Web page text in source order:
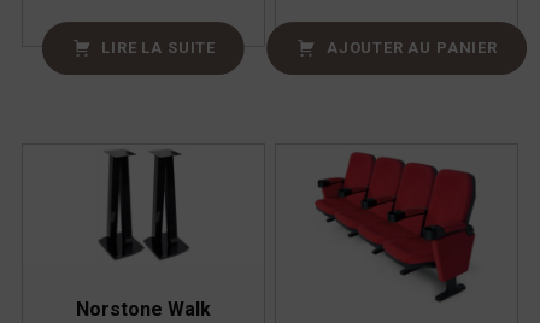
LIRE LA SUITE AJOUTER AU PANIER
Norstone Walk